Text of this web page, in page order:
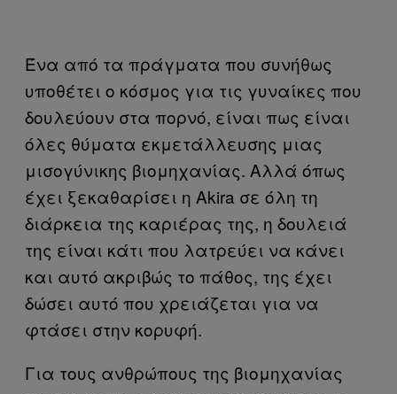
Ένα από τα πράγματα που συνήθως
υποθέτει ο κόσμος για τις γυναίκες που
δουλεύουν στα πορνό, είναι πως είναι
όλες θύματα εκμετάλλευσης μιας
μισογύνικης βιομηχανίας. Αλλά όπως
έχει ξεκαθαρίσει η Akira σε όλη τη
διάρκεια της καριέρας της, η δουλειά
της είναι κάτι που λατρεύει να κάνει
και αυτό ακριβώς το πάθος, της έχει
δώσει αυτό που χρειάζεται για να
φτάσει στην κορυφή.
Για τους ανθρώπους της βιομηχανίας